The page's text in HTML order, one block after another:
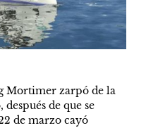
Mortimer zarpó de la
de que se
de marzo cayó